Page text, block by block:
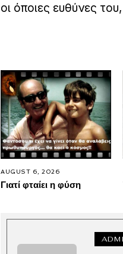
οι όποιες ευθύνες
AUGUST 6, 2026
Γιατί φταίει η φύση